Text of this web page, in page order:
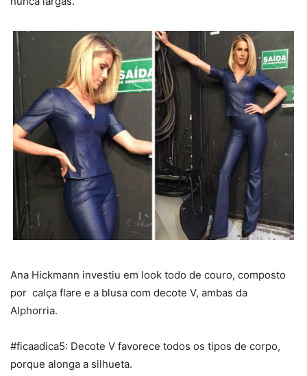
Ana Hickmann investiu em look todo de couro, composto
por calça flare e a blusa com decote V, ambas da
Alphorria.
#ficaadica5: Decote V favorece todos os tipos de corpo,
porque alonga a silhueta.